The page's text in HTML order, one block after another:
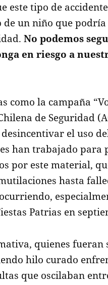
este tipo de
de un niño que
No podemos
en riesgo a
como la campaña
de Seguridad
desincentivar el uso
han trabajado para
por este material,
hasta
Patrias en
quienes
hilo curado
que oscilaban